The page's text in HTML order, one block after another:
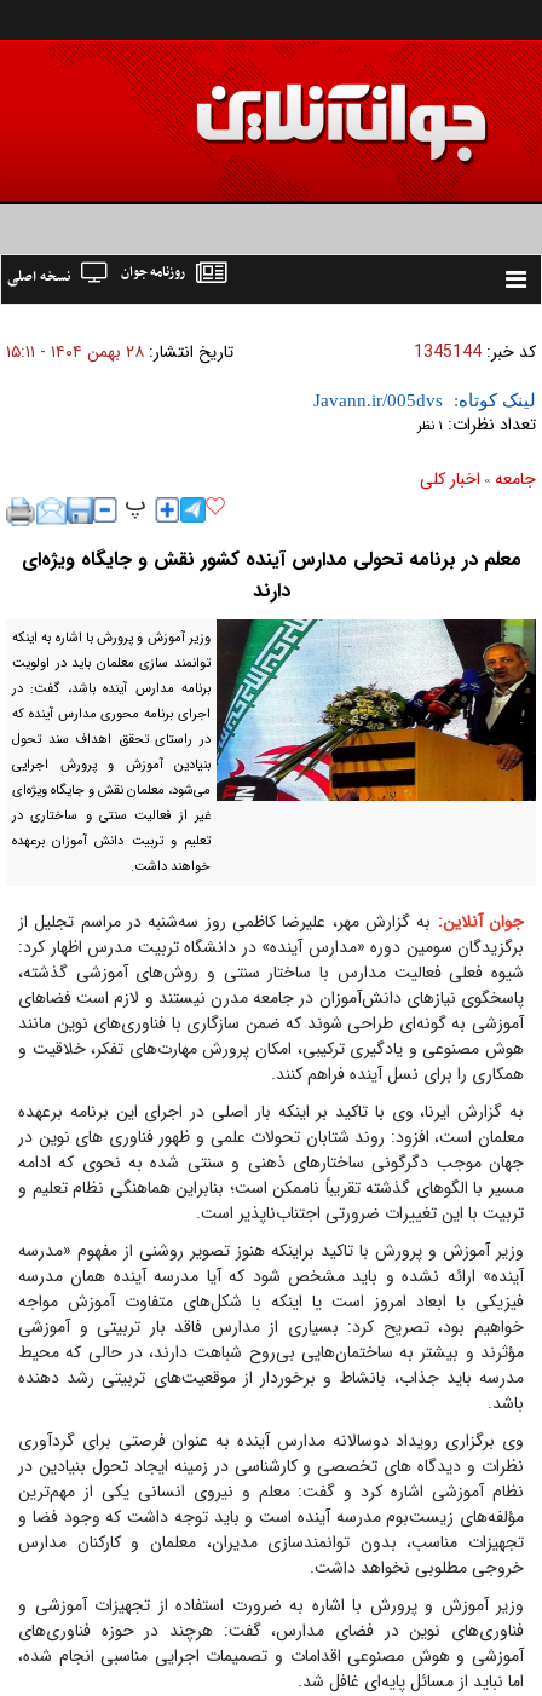
Toggle
نسخه اصلی روزنامه جوان
کد خبر: 1345144 تاریخ انتشار: ۲۸ بهمن ۱۴۰۴ - ۱۵:۱۱
لینک کوتاه:
تعداد نظرات: ۱ نظر
جامعه » اخبار كلی
معلم در برنامه تحولی مدارس آینده کشور نقش و جایگاه ویژه‌ای
دارند
وزیر آموزش و پرورش با اشاره به اینکه
توانمند سازی معلمان باید در اولویت
برنامه مدارس آینده باشد، گفت: در
اجرای برنامه محوری مدارس آینده که
در راستای تحقق اهداف سند تحول
بنیادین آموزش و پرورش اجرایی
می‌شود، معلمان نقش و جایگاه ویژه‌ای
غیر از فعالیت سنتی و ساختاری در
تعلیم و تربیت دانش آموزان برعهده
خواهند داشت.
جوان آنلاین: به گزارش مهر، علیرضا کاظمی روز سه‌شنبه در مراسم تجلیل از
برگزیدگان سومین دوره «مدارس آینده» در دانشگاه تربیت مدرس اظهار کرد:
شیوه فعلی فعالیت مدارس با ساختار سنتی و روش‌های آموزشی گذشته،
پاسخگوی نیازهای دانش‌آموزان در جامعه مدرن نیستند و لازم است فضاهای
آموزشی به گونه‌ای طراحی شوند که ضمن سازگاری با فناوری‌های نوین مانند
هوش مصنوعی و یادگیری ترکیبی، امکان پرورش مهارت‌های تفکر، خلاقیت و
همکاری را برای نسل آینده فراهم کنند.
به گزارش ایرنا، وی با تاکید بر اینکه بار اصلی در اجرای این برنامه برعهده
معلمان است، افزود: روند شتابان تحولات علمی و ظهور فناوری های نوین در
جهان موجب دگرگونی ساختارهای ذهنی و سنتی شده به نحوی که ادامه
مسیر با الگوهای گذشته تقریباً ناممکن است؛ بنابراین هماهنگی نظام تعلیم و
تربیت با این تغییرات ضرورتی اجتناب‌ناپذیر است.
وزیر آموزش و پرورش با تاکید براینکه هنوز تصویر روشنی از مفهوم «مدرسه
آینده» ارائه نشده و باید مشخص شود که آیا مدرسه آینده همان مدرسه
فیزیکی با ابعاد امروز است یا اینکه با شکل‌های متفاوت آموزش مواجه
خواهیم بود، تصریح کرد: بسیاری از مدارس فاقد بار تربیتی و آموزشی
مؤثرند و بیشتر به ساختمان‌هایی بی‌روح شباهت دارند، در حالی که محیط
مدرسه باید جذاب، بانشاط و برخوردار از موقعیت‌های تربیتی رشد دهنده
باشد.
وی برگزاری رویداد دوسالانه مدارس آینده به عنوان فرصتی برای گردآوری
نظرات و دیدگاه های تخصصی و کارشناسی در زمینه ایجاد تحول بنیادین در
نظام آموزشی اشاره کرد و گفت: معلم و نیروی انسانی یکی از مهم‌ترین
مؤلفه‌های زیست‌بوم مدرسه آینده است و باید توجه داشت که وجود فضا و
تجهیزات مناسب، بدون توانمندسازی مدیران، معلمان و کارکنان مدارس
خروجی مطلوبی نخواهد داشت.
وزیر آموزش و پرورش با اشاره به ضرورت استفاده از تجهیزات آموزشی و
فناوری‌های نوین در فضای مدارس، گفت: هرچند در حوزه فناوری‌های
آموزشی و هوش مصنوعی اقدامات و تصمیمات اجرایی مناسبی انجام شده،
اما نباید از مسائل پایه‌ای غافل شد.